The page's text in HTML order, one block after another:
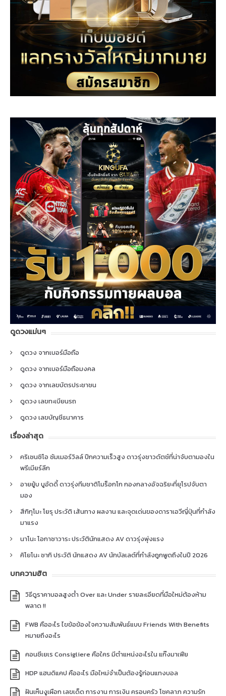
ดูดวงแม่นๆ
ดูดวง จากเบอร์มือถือ
ดูดวง จากเบอร์มือถือมงคล
ดูดวง จากเลขบัตรประชาชน
ดูดวง เลขทะเบียนรถ
ดูดวง เลขบัญชีธนาคาร
เรื่องล่าสุด
คริเซนซิโอ ซัมเมอร์วิลล์ ปีกความเร็วสูง ดาวรุ่งชาวดัตช์ที่น่าจับตามองใน
พรีเมียร์ลีก
อายยู้บ บูอัดดี้ ดาวรุ่งทีมชาติโมร็อกโก กองกลางอัจฉริยะที่ยุโรปจับตา
มอง
สึกิกุโมะ โยรุ ประวัติ เส้นทาง ผลงาน และจุดเด่นของดาราเอวีญี่ปุ่นที่กำลัง
มาแรง
นาโนะ โอกาซาวาระ ประวัตินักแสดง AV ดาวรุ่งพุ่งแรง
คิโยโนะ ซากิ ประวัติ นักแสดง AV นักบัลเลต์ที่กำลังถูกพูดถึงในปี 2026
บทความฮิต
วิธีดูราคาบอลสูงต่ำ Over และ Under รายละเอียดที่มือใหม่ต้องห้าม
พลาด !!
FWB คืออะไร ไขข้อข้องใจความสัมพันธ์แบบ Friends With Benefits
หมายถึงอะไร
คอนซีเยเร Consigliere คือใคร มีตำแหน่งอะไรใน แก๊งมาเฟีย
HDP แฮนดิแคป คืออะไร มือใหม่จำเป็นต้องรู้ก่อนแทงบอล
ฝันเห็นงูเผือก เลขเด็ด การงาน การเงิน ครอบครัว โชคลาภ ความรัก